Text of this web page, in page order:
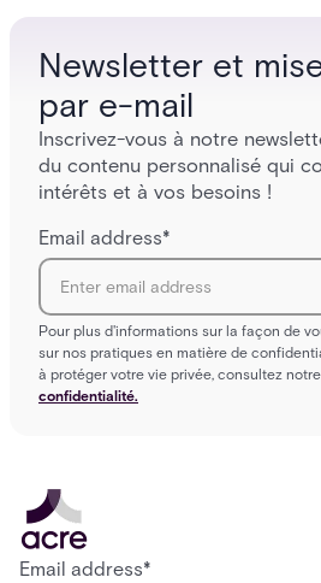
Newsletter et
par e-mail
Inscrivez-vous à notre
du contenu personnalisé qui
intérêts et à vos besoins !
Email address*
Pour plus d'informations sur la façon de
sur nos pratiques en matière de
à protéger votre vie privée, consultez notre
confidentialité.
Email address*